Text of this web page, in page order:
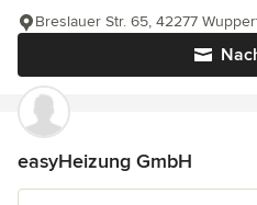
Breslauer Str. 65, 42277
easyHeizung GmbH